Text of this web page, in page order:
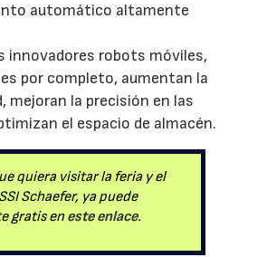
automático altamente
innovadores robots móviles,
por completo, aumentan la
mejoran la precisión en las
el espacio de almacén.
quiera visitar la feria y el
Schaefer, ya puede
gratis eneste enlace.